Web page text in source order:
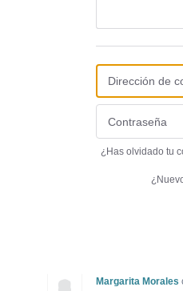
¿Has olvidado tu
Margarita Morales